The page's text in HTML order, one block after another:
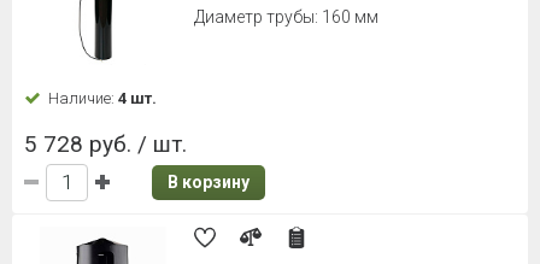
Диаметр трубы: 160 мм
Наличие: 4 шт.
5 728 руб. / шт.
В корзину